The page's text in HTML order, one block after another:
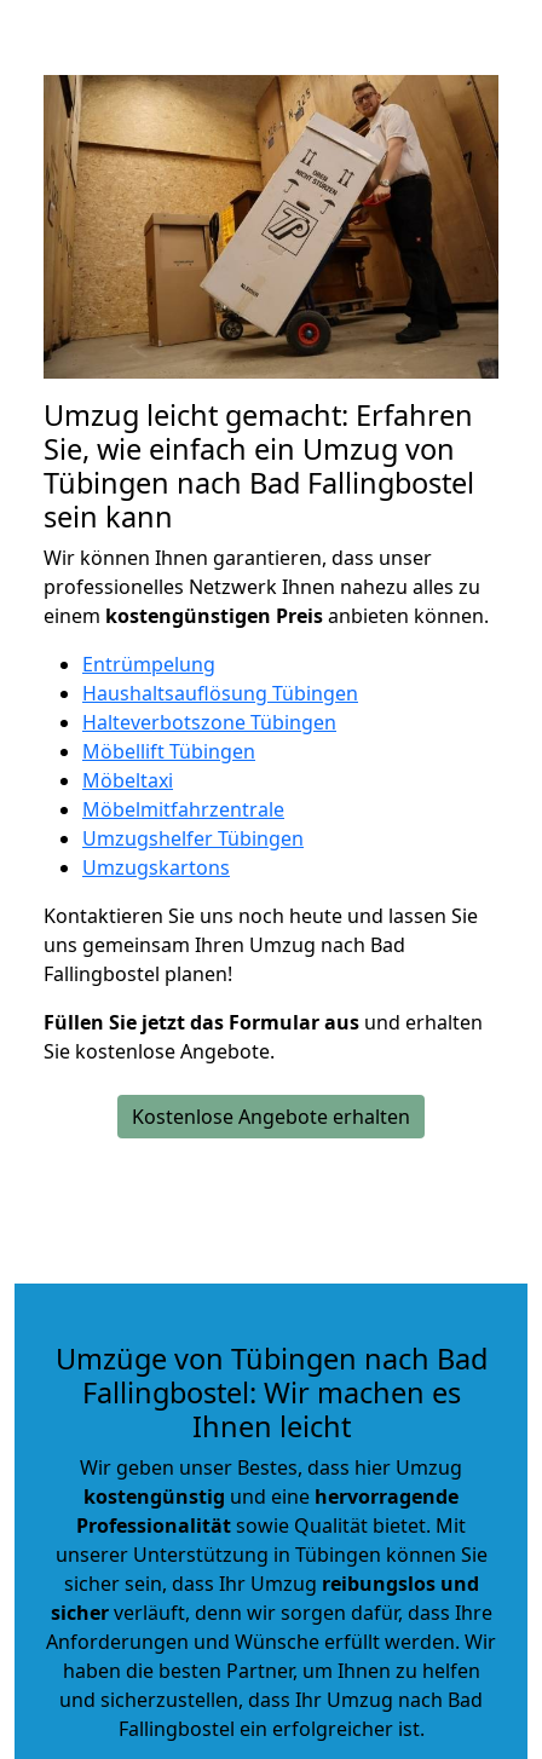
Umzug leicht gemacht: Erfahren
Sie, wie einfach ein Umzug von
Tübingen nach Bad Fallingbostel
sein kann
Wir können Ihnen garantieren, dass unser
professionelles Netzwerk Ihnen nahezu alles zu
einem kostengünstigen Preisanbieten können.
Entrümpelung
Haushaltsauflösung Tübingen
Halteverbotszone Tübingen
Möbellift Tübingen
Möbeltaxi
Möbelmitfahrzentrale
Umzugshelfer Tübingen
Umzugskartons
Kontaktieren Sie uns noch heute und lassen Sie
uns gemeinsam Ihren Umzug nach Bad
Fallingbostel planen!
Füllen Sie jetzt das Formular aus und erhalten
Sie kostenlose Angebote.
Kostenlose Angebote erhalten
Umzüge von Tübingen nach Bad
Fallingbostel: Wir machen es
Ihnen leicht
Wir geben unser Bestes, dass hier Umzug
kostengünstig und eine hervorragende
Professionalitätsowie Qualität bietet. Mit
unserer Unterstützung in Tübingen können Sie
sicher sein, dass Ihr Umzug reibungslos und
sicherverläuft, denn wir sorgen dafür, dass Ihre
Anforderungen und Wünsche erfüllt werden. Wir
haben die besten Partner, um Ihnen zu helfen
und sicherzustellen, dass Ihr Umzug nach Bad
Fallingbostel ein erfolgreicher ist.